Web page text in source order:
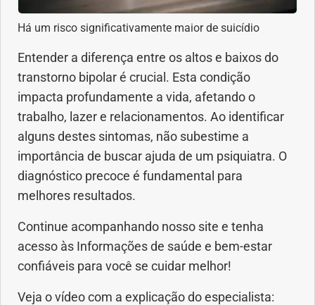
Há um risco significativamente maior de suicídio
Entender a diferença entre os altos e baixos do
transtorno bipolar é crucial. Esta condição
impacta profundamente a vida, afetando o
trabalho, lazer e relacionamentos. Ao identificar
alguns destes sintomas, não subestime a
importância de buscar ajuda de um psiquiatra. O
diagnóstico precoce é fundamental para
melhores resultados.
Continue acompanhando nosso site e tenha
acesso às Informações de saúde e bem-estar
confiáveis para você se cuidar melhor!
Veja o vídeo com a explicação do especialista: